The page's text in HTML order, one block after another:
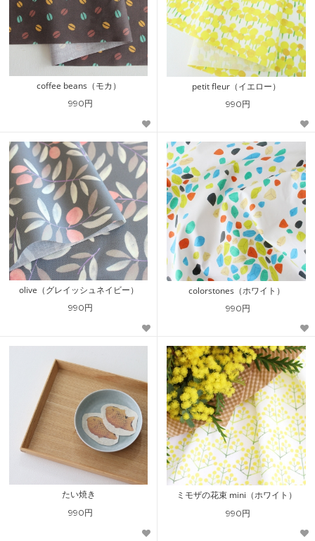
coffee beans（モカ）
990円
petit fleur（イエロー）
990円
olive（グレイッシュネイビー）
990円
colorstones（ホワイト）
990円
たい焼き
990円
ミモザの花束 mini（ホワイト）
990円